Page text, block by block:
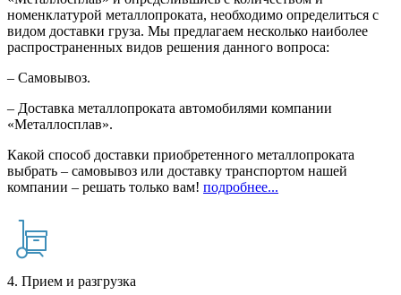
номенклатурой металлопроката, необходимо определиться с
видом доставки груза. Мы предлагаем несколько наиболее
распространенных видов решения данного вопроса:
– Самовывоз.
– Доставка металлопроката автомобилями компании
«Металлосплав».
Какой способ доставки приобретенного металлопроката
выбрать – самовывоз или доставку транспортом нашей
компании – решать только вам! подробнее...
4. Прием и разгрузка